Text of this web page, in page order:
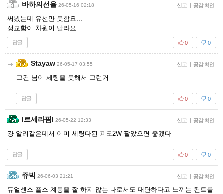
바하의선율 26-05-16 02:18 신고 공감 확인
써봤는데 유선만 못함요...
정교함이 차원이 달라요
답글 0
0
Stayaw 26-05-17 03:55 신고 공감 확인
그건 님이 세팅을 못해서 그런거
답글 0
0
I르세라핌l 26-05-22 12:33 신고 공감 확인
걍 알리같은데서 이미 세팅다된 피코2W 팔았으면 좋겠다
답글 0
0
쥬빅 26-06-03 21:21 신고 공감 확인
듀얼센스 플스 계통을 잘 하지 않는 나로서도 대단하다고 느끼는 컨트롤